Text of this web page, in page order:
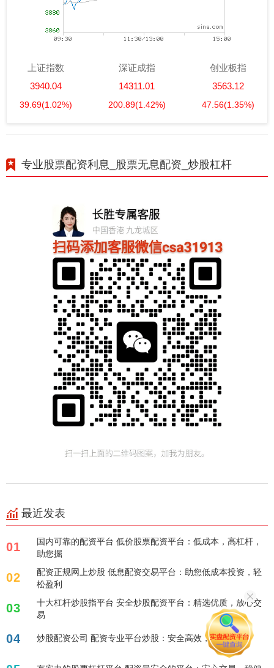
上证指数
3940.04
39.69(1.02%)
深证成指
14311.01
200.89(1.42%)
创业板指
3563.12
47.56(1.35%)
专业股票配资利息_股票无息配资_炒股杠杆
最近发表
01
国内可靠的配资平台 低价股票配资平台：低成本，高杠杆，
助您掘
02
配资正规网上炒股 低息配资交易平台：助您低成本投资，轻
松盈利
03
十大杠杆炒股指平台 安全炒股配资平台：精选优质，放心交
易
04 炒股配资公司 配资专业平台炒股：安全高效，助您盈利！